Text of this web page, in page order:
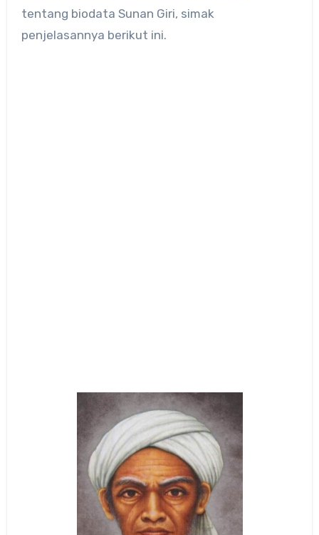
tentang biodata Sunan Giri, simak
penjelasannya berikut ini.